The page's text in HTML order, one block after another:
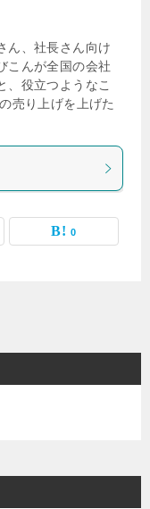
ん、社長さん向け
こんが全国の会社
、役立つようなこ
売り上げを上げた
0